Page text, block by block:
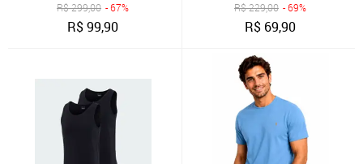
R$299,00 - 67%
R$99,90
R$229,00 - 69%
R$ 69,90